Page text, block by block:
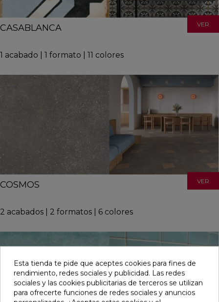
CASABLANCA VER
1 acabado 1 formato 11 colores
COSMOS VER
2 acabados 2 formatos 6 colores
Esta tienda te pide que aceptes cookies para fines de
rendimiento, redes sociales y publicidad. Las redes
sociales y las cookies publicitarias de terceros se utilizan
para ofrecerte funciones de redes sociales y anuncios